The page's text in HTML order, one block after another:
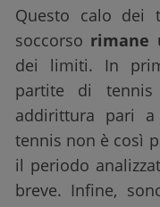
Questo calo dei
soccorso rimane
dei limiti. In
partite di
addirittura pari
tennis non è così
il periodo
breve. Infine,